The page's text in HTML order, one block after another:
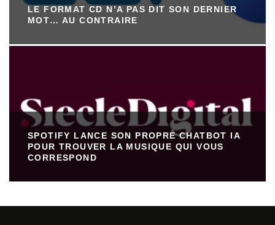
LE FORMAT CD N’A PAS DIT SON DERNIER
MOT… AU CONTRAIRE
SPOTIFY LANCE SON PROPRE CHATBOT IA
POUR TROUVER LA MUSIQUE QUI VOUS
CORRESPOND